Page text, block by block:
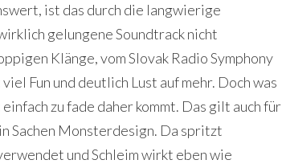
ist das durch die langwierige
gelungene Soundtrack nicht
Klänge, vom Slovak Radio Symphony
Fun und deutlich Lust auf mehr. Doch was
zu fade daher kommt. Das gilt auch für
Sachen Monsterdesign. Da spritzt
und Schleim wirkt eben wie